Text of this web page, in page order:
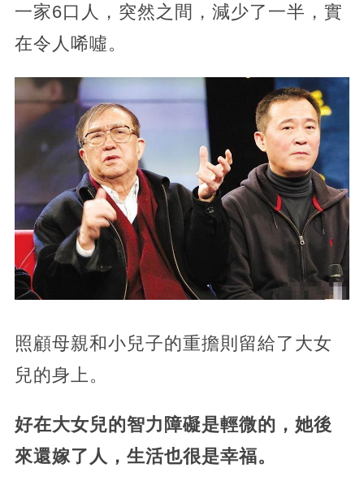
一家6口人，突然之間，減少了一半，實
在令人唏噓。
照顧母親和小兒子的重擔則留給了大女
兒的身上。
好在大女兒的智力障礙是輕微的，她後
來還嫁了人，生活也很是幸福。